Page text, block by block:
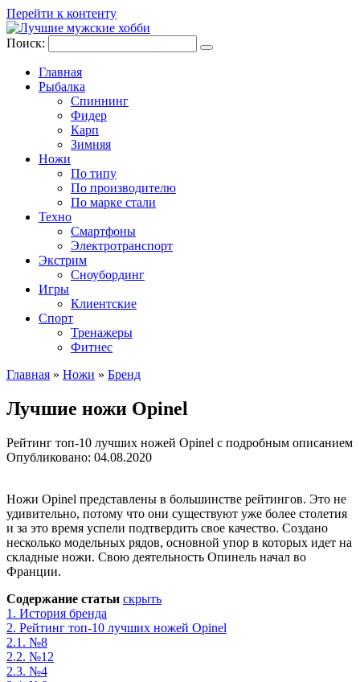
Перейти к контенту
Поиск:
Главная
Рыбалка
Спиннинг
Фидер
Карп
Зимняя
Ножи
По типу
По производителю
По марке стали
Техно
Смартфоны
Электротранспорт
Экстрим
Сноубординг
Игры
Клиентские
Спорт
Тренажеры
Фитнес
Главная » Ножи » Бренд
Лучшие ножи Opinel
Рейтинг топ-10 лучших ножей Opinel с подробным описанием
Опубликовано: 04.08.2020
Ножи Opinel представлены в большинстве рейтингов. Это не
удивительно, потому что они существуют уже более столетия
и за это время успели подтвердить свое качество. Создано
несколько модельных рядов, основной упор в которых идет на
складные ножи. Свою деятельность Опинель начал во
Франции.
Содержание статьи скрыть
1. История бренда
2. Рейтинг топ-10 лучших ножей Opinel
2.1. №8
2.2. №12
2.3. №4